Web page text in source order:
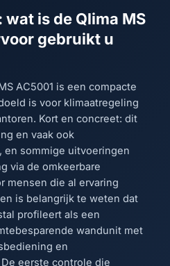
is de Qlima MS
gebruikt u
AC5001 is een compacte
is voor klimaatregeling
Kort en concreet: dit
en vaak ook
sommige uitvoeringen
via de omkeerbare
mensen die al ervaring
is belangrijk te weten dat
profileert als een
wandunit met
en
eerste controle die